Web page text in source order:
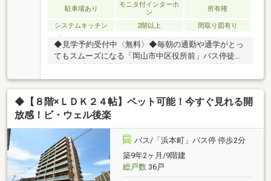
駐車場あり
モニタ付インターホ
ン
所有権
システムキッチン 2階以上 間取り図有り
◆見学予約受付中〈無料〉◆毎朝の通勤や通学がとっ
てもスムーズになる「岡山市中区役所前」バス停徒歩
お部屋で、明るい光と心地よい風を感じながら過ごせ
ます。ゆとりある3LDKの間取りは、ご家族それぞれの
プライベート空間もしっかり確保。「子ども部屋を作
りたい」「在宅ワークの部屋が欲しい」といったご希
気のお部屋です。人気エリアの高層階につき、気にな
る方はお早めにお問い合わせください！お気軽に見学
予約をお待ちしております！Free【0800-200-2244】
◆【８階×ＬＤＫ２４帖】ペット可能！今すぐ見れる開
放感！ビ・ウェル後楽
バス/「浜本町」バス停 停歩2分
築9年2ヶ月/9階建
総戸数36戸